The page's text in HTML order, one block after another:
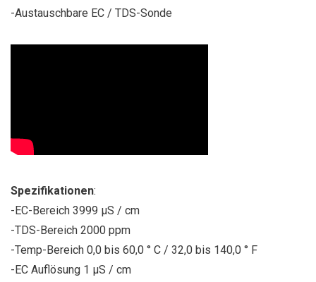
-Austauschbare EC / TDS-Sonde
Spezifikationen:
-EC-Bereich 3999 µS / cm
-TDS-Bereich 2000 ppm
-Temp-Bereich 0,0 bis 60,0 ° C / 32,0 bis 140,0 ° F
-EC Auflösung 1 µS / cm